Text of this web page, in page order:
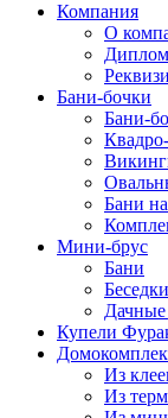
Компания
О
Бани-бочки
Бани-
Бани
Мини-брус
Бани
Беседки
Купели
Из
Из